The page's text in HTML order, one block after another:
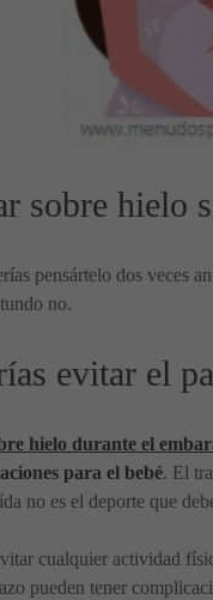
sobre hielo
pensártelo dos veces
no.
evitar el
hielo durante el
para el bebé. El
no es el deporte que
cualquier actividad
pueden tener